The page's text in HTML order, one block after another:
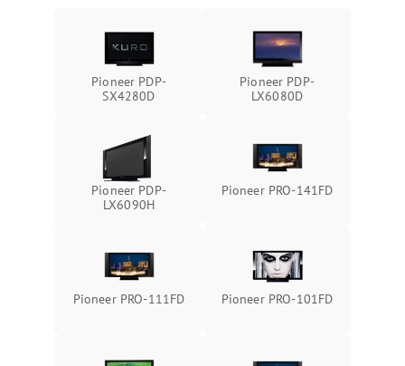
Pioneer PDP-
SX4280D
Pioneer PDP-
LX6080D
Pioneer PDP-
LX6090H
Pioneer PRO-141FD
Pioneer PRO-111FD Pioneer PRO-101FD